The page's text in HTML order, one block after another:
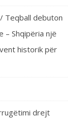
Teqball debuton
– Shqipëria një
historik për
drejt